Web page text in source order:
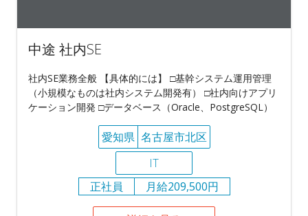
中途 社内SE
社内SE業務全般 【具体的には】 □基幹システム運用管理
（小規模なものは社内システム開発有） □社内向けアプリ
ケーション開発 □データベース（Oracle、PostgreSQL）
愛知県 名古屋市北区
IT
正社員
月給209,500円